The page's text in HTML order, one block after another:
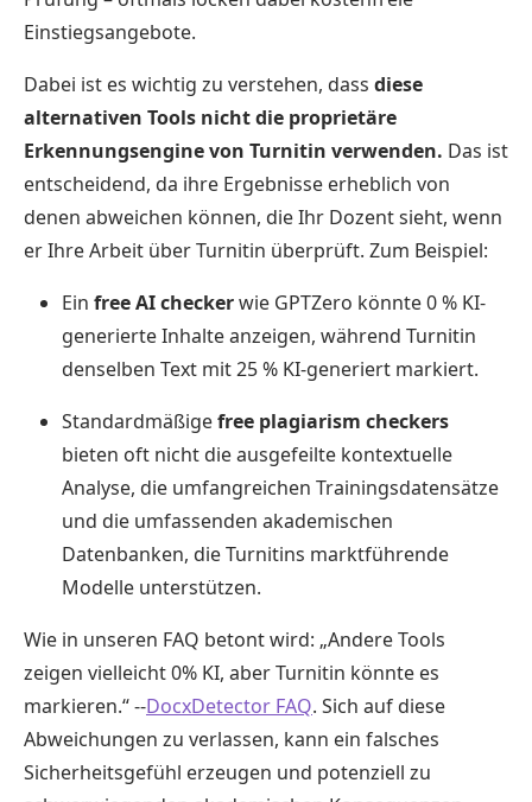
Einstiegsangebote.
Dabei ist es wichtig zu verstehen, dass diese
alternativen Tools nicht die proprietäre
Erkennungsengine von Turnitin verwenden. Das ist
entscheidend, da ihre Ergebnisse erheblich von
denen abweichen können, die Ihr Dozent sieht, wenn
er Ihre Arbeit über Turnitin überprüft. Zum Beispiel:
Ein free AI checkerwie GPTZero könnte 0 % KI-
generierte Inhalte anzeigen, während Turnitin
denselben Text mit 25 % KI-generiert markiert.
Standardmäßigefree plagiarism checkers
bieten oft nicht die ausgefeilte kontextuelle
Analyse, die umfangreichen Trainingsdatensätze
und die umfassenden akademischen
Datenbanken, die Turnitins marktführende
Modelle unterstützen.
Wie in unseren FAQ betont wird: „Andere Tools
zeigen vielleicht 0% KI, aber Turnitin könnte es
markieren.“ --DocxDetector FAQ. Sich auf diese
Abweichungen zu verlassen, kann ein falsches
Sicherheitsgefühl erzeugen und potenziell zu